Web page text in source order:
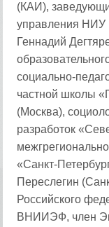
(КАИ),
управления
Геннадий
социально-
частной школы
(Москва),
разработок
«Санкт-
Переслегин
Российского
ВНИИЭФ, член